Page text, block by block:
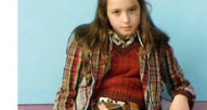
Romantische komedie